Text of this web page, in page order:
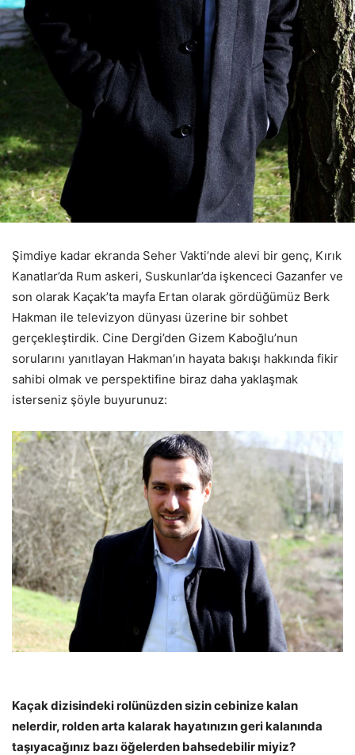
Şimdiye kadar ekranda Seher Vakti’nde alevi bir genç, Kırık
Kanatlar’da Rum askeri, Suskunlar’da işkenceci Gazanfer ve
son olarak Kaçak’ta mayfa Ertan olarak gördüğümüz Berk
Hakman ile televizyon dünyası üzerine bir sohbet
gerçekleştirdik. Cine Dergi’den Gizem Kaboğlu’nun
sorularını yanıtlayan Hakman’ın hayata bakışı hakkında fikir
sahibi olmak ve perspektifine biraz daha yaklaşmak
isterseniz şöyle buyurunuz:
Kaçak dizisindeki rolünüzden sizin cebinize kalan
nelerdir, rolden arta kalarak hayatınızın geri kalanında
taşıyacağınız bazı öğelerden bahsedebilir miyiz?